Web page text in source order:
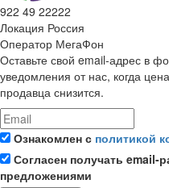
922 49 22222
Локация Россия
Оператор МегаФон
Оставьте свой email-адрес в
уведомления от нас, когда
продавца снизится.
Ознакомлен с политикой
Согласен получать
предложениями